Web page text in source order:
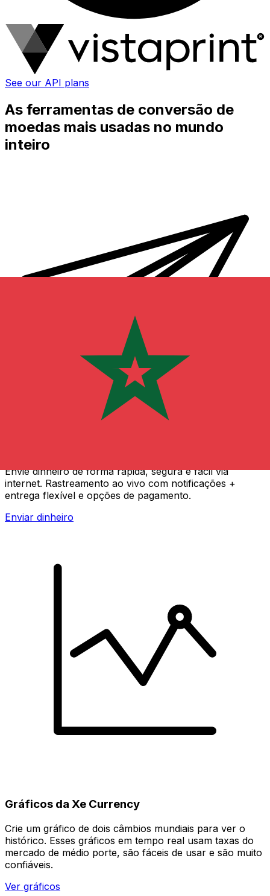
See our API plans
As ferramentas de conversão de
moedas mais usadas no mundo
inteiro
Envie dinheiro de forma rápida, segura e fácil via
internet. Rastreamento ao vivo com notificações +
entrega flexível e opções de pagamento.
Enviar dinheiro
Gráficos da Xe Currency
Crie um gráfico de dois câmbios mundiais para ver o
histórico. Esses gráficos em tempo real usam taxas do
mercado de médio porte, são fáceis de usar e são muito
confiáveis.
Ver gráficos